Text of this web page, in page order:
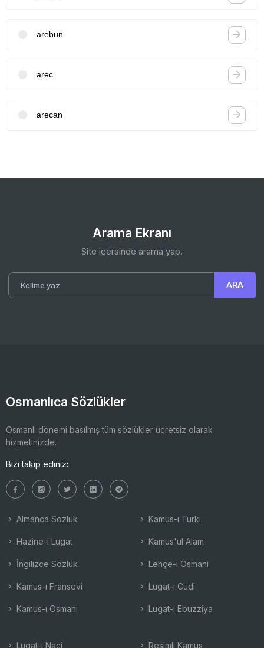
arebun
arec
arecan
Arama Ekranı
Site içersinde arama yap.
Osmanlıca Sözlükler
Osmanlı dönemi basılmış tüm sözlükler ücretsiz olarak
hizmetinizde.
Bizi takip ediniz:
Almanca Sözlük
Hazine-i Lugat
İngilizce Sözlük
Kamus-ı Fransevi
Kamus-ı Osmani
Kamus-ı Türki
Kamus'ul Alam
Lehçe-i Osmani
Lugat-ı Cudi
Lugat-ı Ebuzziya
Lugat-ı Naci Resimli Kamus